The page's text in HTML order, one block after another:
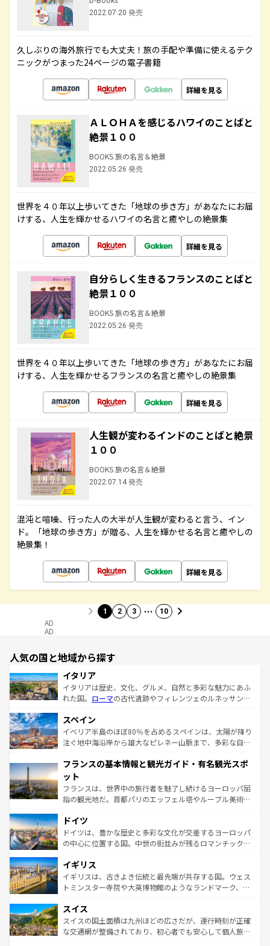
2022.07.20 発売
久しぶりの海外旅行でも大丈夫！旅の手配や準備に使えるテク
ニックがつまった24ページの電子書籍
詳細を見る
ＡＬＯＨＡを感じるハワイのことばと
絶景１００
BOOKS 旅の名言＆絶景
2022.05.26 発売
世界を４０年以上歩いてきた「地球の歩き方」があなたにお届
けする、人生を輝かせるハワイの名言と癒やしの絶景集
詳細を見る
自分らしく生きるフランスのことばと
絶景１００
BOOKS 旅の名言＆絶景
2022.05.26 発売
世界を４０年以上歩いてきた「地球の歩き方」があなたにお届
けする、人生を輝かせるフランスの名言と癒やしの絶景集
詳細を見る
人生観が変わるインドのことばと絶景
１００
BOOKS 旅の名言＆絶景
2022.07.14 発売
混沌と喧噪、行った人の大半が人生観が変わると言う、イン
ド。「地球の歩き方」が贈る、人生を輝かせる名言と癒やしの
絶景集！
詳細を見る
1 2 3 … 10
AD
AD
人気の国と地域から探す
イタリア
イタリアは歴史、文化、グルメ、自然と多彩な魅力にあふ
れた国。 ローマの古代遺跡やフィレンツェのルネッサンス
ろん、トスカーナの美しい田園風景やアマルフィ海岸の絶
景など、自然景観も見逃せない。観光の合間には、本場の
ピザやパスタなど、絶品のイタリア料理を堪能することも
ませてくれるイタリアで、忘れられない旅をしてみよう！
なお、新着のイタリア情報は
しい。
スペイン
イベリア半島のほぼ80％を占めるスペインは、太陽が降り
注ぐ地中海沿岸から雄大なピレネー山脈まで、多彩な自然
文化が根付くこの国では、情熱的なフラメンコ、熱気あふ
れる闘牛、そして美味しいタパスが生活の一部となってい
る。首都マドリードの洗練された雰囲気や、バルセロナの
アートに溢れた街角から、地方では古代ローマ遺跡や中世
せる。地方によって風土や気候が異なるスペインはその個
性で訪れる人を魅了する。 なお、新着のスペイン情報は コ
ンテンツ一覧を参照してほしい。
フランスの基本情報と観光ガイド・有名観光スポ
ット
フランスは、世界中の旅行者を魅了し続けるヨーロッパ屈
指の観光地だ。首都パリのエッフェル塔やルーブル美術館
で、幅広い魅力が詰まっている。華麗な宮殿、歴史的な大
聖堂、美しいビーチ、そして豊かな自然が、訪れる者を心
から魅了する。また、フランスは美食の国としても知ら
いる。シャンパンの発祥地であるランス、プロヴァンスの
香り高いラベンダー畑など、多彩な楽しみ方が可能だ。さ
らに、パリ以外の地域にも魅力が溢れており、どの街角に
れる地方に足を運ぶとそれぞれで全く異なる文化を体験で
きるだろう。 なお、新着のフランス情報はコンテンツ一覧
を参照してほしい。
ドイツ
ドイツは、豊かな歴史と多彩な文化が交差するヨーロッパ
の中心に位置する国。中世の街並みが残るロマンチック街
顔を持つこの国は、どこを歩いても飽きることがない。ベ
ルリンの文化的活気、バイエルン州のアルプスの絶景、そ
してライン川沿いのワイン畑といった風景は必見。ビール
は、お酒好きな人にはぜひ体験してほしい。 なお、新着の
ドイツ情報はコンテンツ一覧を参照してほしい。
イギリス
イギリスは、古きよき伝統と最先端が共存する国。ウェス
トミンスター寺院や大英博物館のようなランドマーク、歴
リアごとに異なる魅力がある。また、優雅なアフタヌーン
ティー、ビール好きにはたまらない英国パブ、サッカー観
戦など、本場だからこそできる体験も豊富。イギリスを旅
スイス
スイスの国土面積は九州ほどの広さだが、運行時刻が正確
な交通網が整備されており、初心者でも安心して個人旅行